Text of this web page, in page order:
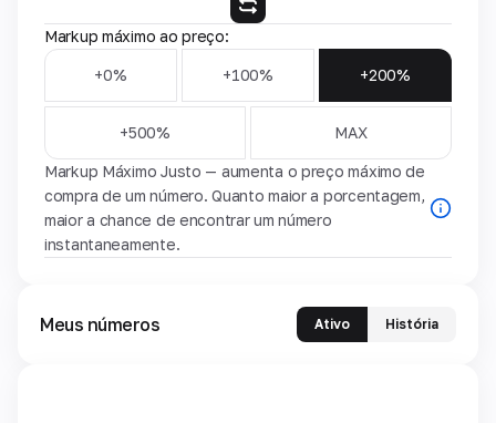
Markup máximo ao preço:
+0% +100% +200%
+500% MAX
Markup Máximo Justo — aumenta o preço máximo de
compra de um número. Quanto maior a porcentagem,
maior a chance de encontrar um número
instantaneamente.
Meus números Ativo História